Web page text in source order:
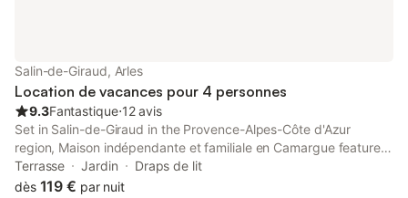
Salin-de-Giraud, Arles
Location de vacances pour 4 personnes
9.3Fantastique⋅12 avis
Set in Salin-de-Giraud in the Provence-Alpes-Côte d'Azur
region, Maison indépendante et familiale en Camargue features
a balcony and garden views. There is an on-site restaurant and
free private parking.
Terrasse Jardin
Draps de lit
dès 119 € par nuit